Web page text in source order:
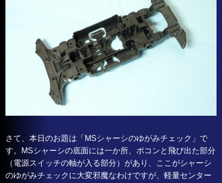
さて、本日のお題は「MSシャーシのゆがみチェック」で
す。MSシャーシの底面には一か所、ポコンと飛び出た部分
（電源スイッチの軸が入る部分）があり、ここがシャーシ
のゆがみチェックに大変邪魔なわけですが、軽量センター